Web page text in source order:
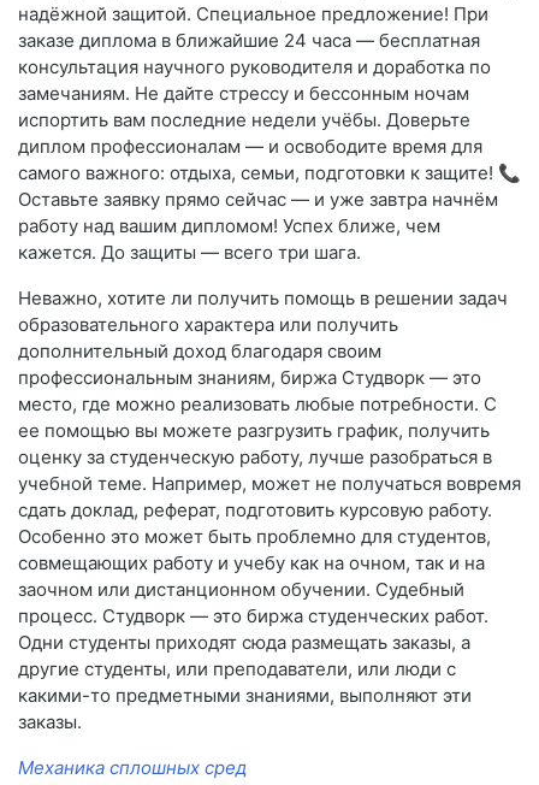
надёжной защитой. Специальное предложение! При
заказе диплома в ближайшие 24 часа — бесплатная
консультация научного руководителя и доработка по
замечаниям. Не дайте стрессу и бессонным ночам
испортить вам последние недели учёбы. Доверьте
диплом профессионалам — и освободите время для
самого важного: отдыха, семьи, подготовки к защите! 📞
Оставьте заявку прямо сейчас — и уже завтра начнём
работу над вашим дипломом! Успех ближе, чем
кажется. До защиты — всего три шага.
Неважно, хотите ли получить помощь в решении задач
образовательного характера или получить
дополнительный доход благодаря своим
профессиональным знаниям, биржа Студворк — это
место, где можно реализовать любые потребности. С
ее помощью вы можете разгрузить график, получить
оценку за студенческую работу, лучше разобраться в
учебной теме. Например, может не получаться вовремя
сдать доклад, реферат, подготовить курсовую работу.
Особенно это может быть проблемно для студентов,
совмещающих работу и учебу как на очном, так и на
заочном или дистанционном обучении. Судебный
процесс. Студворк — это биржа студенческих работ.
Одни студенты приходят сюда размещать заказы, а
другие студенты, или преподаватели, или люди с
какими-то предметными знаниями, выполняют эти
заказы.
Механика сплошных сред